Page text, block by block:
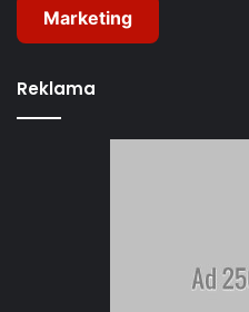
Marketing
Reklama